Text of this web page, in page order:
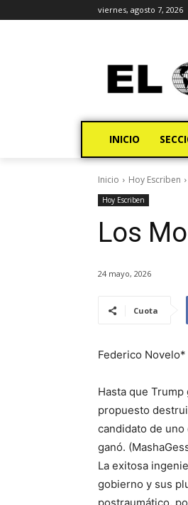
viernes, agosto 7, 2026
INICIO
Inicio Hoy Escriben
Hoy Escriben
Los
24 mayo, 2026
Cuota
Federico Novelo*
Hasta que
propuesto
candidato de
ganó.
La exitosa
gobierno y sus